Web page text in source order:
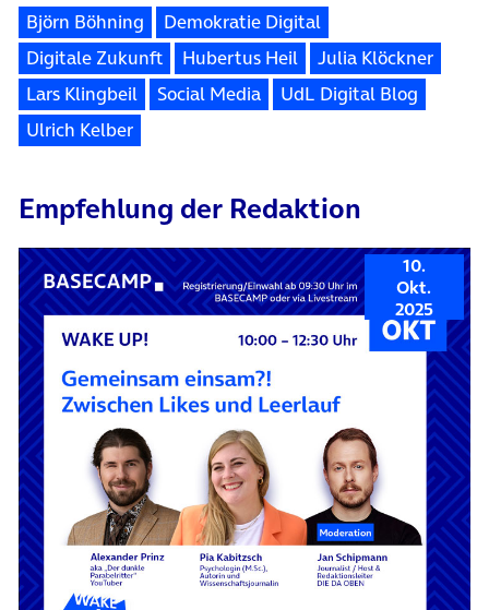
Björn Böhning
Demokratie Digital
Digitale Zukunft
Hubertus Heil
Julia Klöckner
Lars Klingbeil
Social Media
UdL Digital Blog
Ulrich Kelber
Empfehlung der Redaktion
10.
Okt.
2025